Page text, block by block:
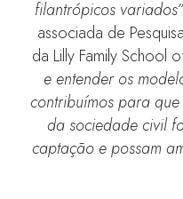
filantrópicos variados”
associada de
da Lilly Family School
e entender os
contribuímos para
da sociedade civil
captação e possam